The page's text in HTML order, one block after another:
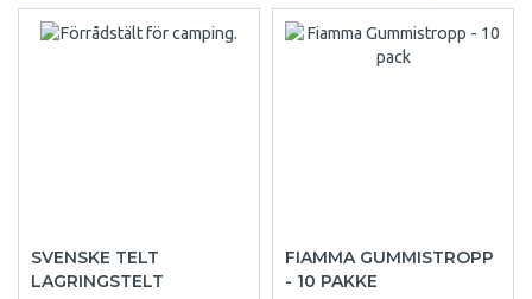
SVENSKE TELT
LAGRINGSTELT
FIAMMA GUMMISTROPP
- 10 PAKKE